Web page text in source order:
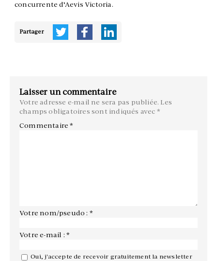
concurrente d’Aevis Victoria.
Partager
Laisser un commentaire
Votre adresse e-mail ne sera pas publiée. Les
champs obligatoires sont indiqués avec *
Commentaire*
Votre nom/pseudo : *
Votre e-mail : *
Oui, j'accepte de recevoir gratuitement la newsletter